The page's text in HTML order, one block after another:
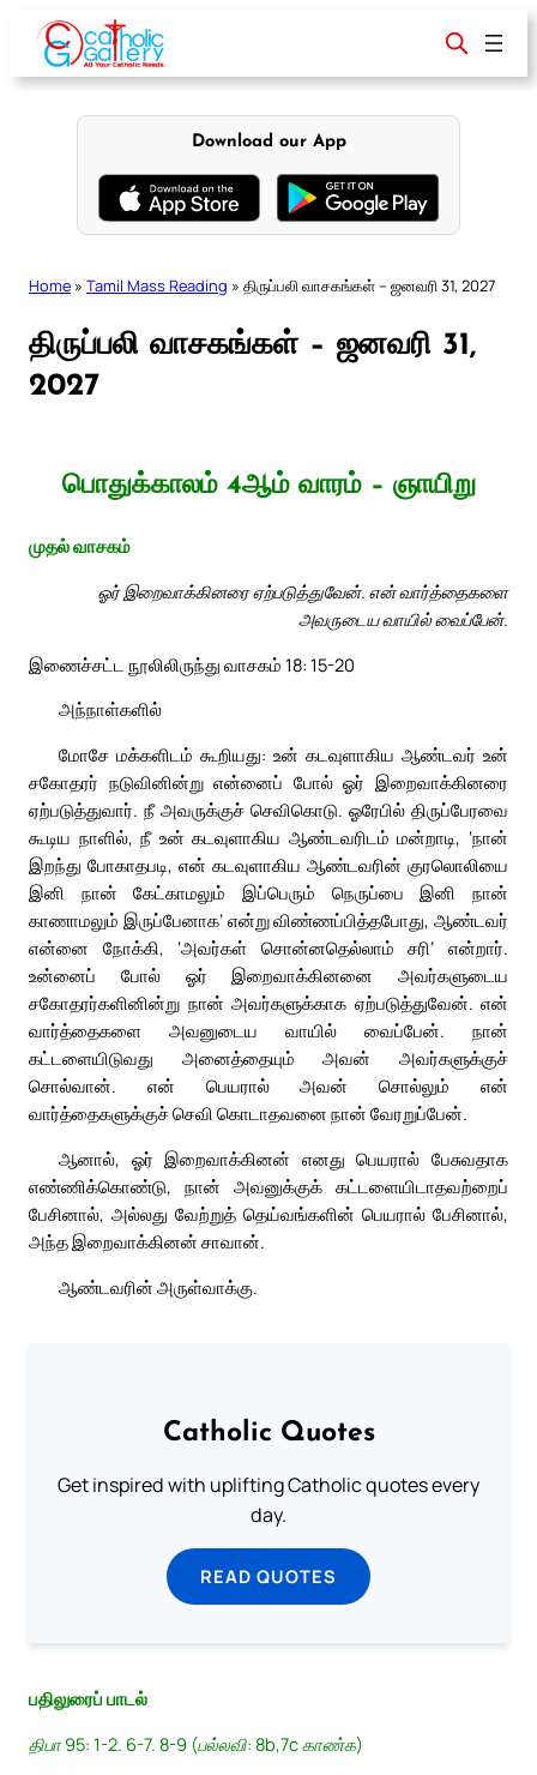
content
Download our App
Home » Tamil Mass Reading » திருப்பலி வாசகங்கள் – ஜனவரி 31, 2027
திருப்பலி வாசகங்கள் – ஜனவரி 31,
2027
பொதுக்காலம் 4ஆம் வாரம் – ஞாயிறு
முதல் வாசகம்
ஓர் இறைவாக்கினரை ஏற்படுத்துவேன். என் வார்த்தைகளை
அவருடைய வாயில் வைப்பேன்.
இணைச்சட்ட நூலிலிருந்து வாசகம் 18: 15-20
அந்நாள்களில்
மோசே மக்களிடம் கூறியது: உன் கடவுளாகிய ஆண்டவர் உன்
சகோதரர் நடுவினின்று என்னைப் போல் ஓர் இறைவாக்கினரை
ஏற்படுத்துவார். நீ அவருக்குச் செவிகொடு. ஓரேபில் திருப்பேரவை
கூடிய நாளில், நீ உன் கடவுளாகிய ஆண்டவரிடம் மன்றாடி, ‘நான்
இறந்து போகாதபடி, என் கடவுளாகிய ஆண்டவரின் குரலொலியை
இனி நான் கேட்காமலும் இப்பெரும் நெருப்பை இனி நான்
காணாமலும் இருப்பேனாக’ என்று விண்ணப்பித்தபோது, ஆண்டவர்
என்னை நோக்கி, ‘அவர்கள் சொன்னதெல்லாம் சரி’ என்றார்.
உன்னைப் போல் ஓர் இறைவாக்கினனை அவர்களுடைய
சகோதரர்களினின்று நான் அவர்களுக்காக ஏற்படுத்துவேன். என்
வார்த்தைகளை அவனுடைய வாயில் வைப்பேன். நான்
கட்டளையிடுவது அனைத்தையும் அவன் அவர்களுக்குச்
சொல்வான். என் பெயரால் அவன் சொல்லும் என்
வார்த்தைகளுக்குச் செவி கொடாதவனை நான் வேரறுப்பேன்.
ஆனால், ஓர் இறைவாக்கினன் எனது பெயரால் பேசுவதாக
எண்ணிக்கொண்டு, நான் அவனுக்குக் கட்டளையிடாதவற்றைப்
பேசினால், அல்லது வேற்றுத் தெய்வங்களின் பெயரால் பேசினால்,
அந்த இறைவாக்கினன் சாவான்.
ஆண்டவரின் அருள்வாக்கு.
Catholic Quotes
Get inspired with uplifting Catholic quotes every
day.
READ QUOTES
பதிலுரைப் பாடல்
திபா 95: 1-2. 6-7. 8-9 (பல்லவி: 8b,7c காண்க)